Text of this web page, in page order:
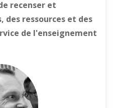
recenser et
ressources et des
de l'enseignement